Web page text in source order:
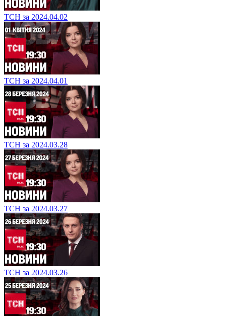
ТСН за 2024.04.02
ТСН за 2024.04.01
ТСН за 2024.03.28
ТСН за 2024.03.27
ТСН за 2024.03.26